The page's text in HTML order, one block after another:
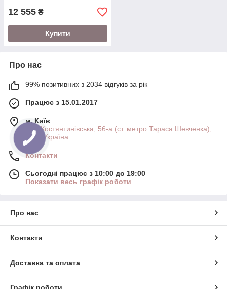
12 555 ₴
Купити
Про нас
99% позитивних з 2034 відгуків за рік
Працює з 15.01.2017
м. Київ
вул. Костянтинівська, 56-а (ст. метро Тараса Шевченка),
Київ, Україна
Контакти
Сьогодні працює з 10:00 до 19:00
Показати весь графік роботи
Про нас
Контакти
Доставка та оплата